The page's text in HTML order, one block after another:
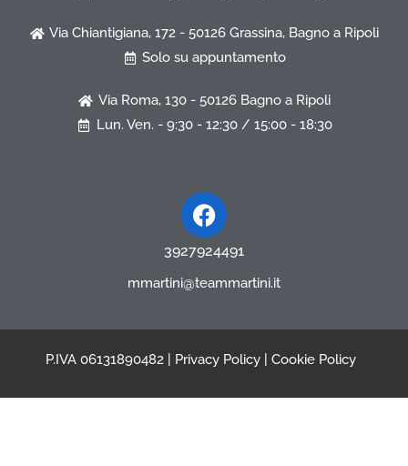
Via Chiantigiana, 172 - 50126 Grassina, Bagno a Ripoli
Solo su appuntamento
Via Roma, 130 - 50126 Bagno a Ripoli
Lun. Ven. - 9:30 - 12:30 / 15:00 - 18:30
Facebook
3927924491
mmartini@teammartini.it
P.IVA 06131890482 | Privacy Policy| Cookie Policy